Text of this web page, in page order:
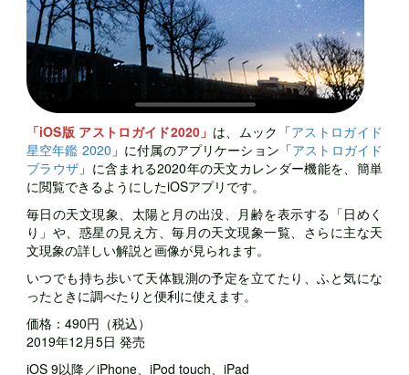
「iOS版 アストロガイド2020」 は、ムック「アストロガイド
星空年鑑 2020 」に付属のアプリケーション「アストロガイド
ブラウザ 」に含まれる2020年の天文カレンダー機能を、簡単
に閲覧できるようにしたiOSアプリです。
毎日の天文現象、太陽と月の出没、月齢を表示する「日めく
り」や、惑星の見え方、毎月の天文現象一覧、さらに主な天
文現象の詳しい解説と画像が見られます。
いつでも持ち歩いて天体観測の予定を立てたり、ふと気にな
ったときに調べたりと便利に使えます。
価格：490円（税込）
2019年12月5日 発売
iOS 9以降／iPhone、iPod touch、iPad